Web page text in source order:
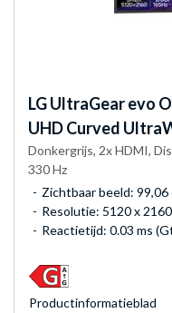
LGUltraGear evo
UHD Curved
Donkergrijs, 2x HDMI,
330 Hz
Zichtbaar beeld: 99,06
Resolutie: 5120 x
Reactietijd: 0.03 ms
Product­informatieblad